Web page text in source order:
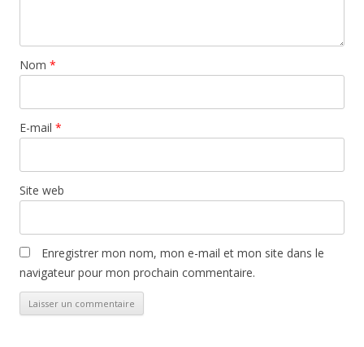
Nom *
E-mail *
Site web
Enregistrer mon nom, mon e-mail et mon site dans le
navigateur pour mon prochain commentaire.